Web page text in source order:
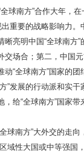
球南方”合作大年，
出重要的战略影响力。
亮明中国“全球南方”
交场合；第二，中国
“全球南方”国家的团
”发展的行动派和实
给“全球南方”国家带
球南方”大外交的走向
域性大国或中等强国